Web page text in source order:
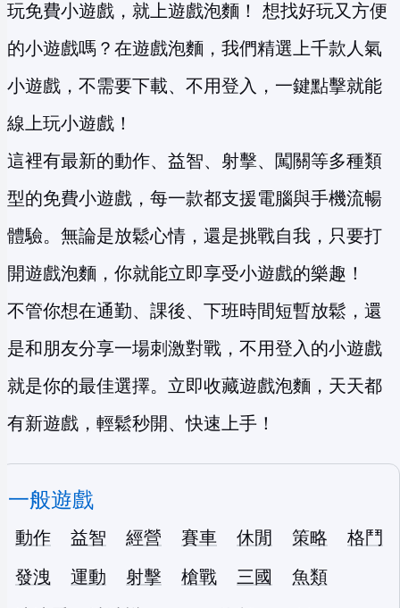
玩免費小遊戲，就上遊戲泡麵！ 想找好玩又方便
的小遊戲嗎？在遊戲泡麵，我們精選上千款人氣
小遊戲，不需要下載、不用登入，一鍵點擊就能
線上玩小遊戲！
這裡有最新的動作、益智、射擊、闖關等多種類
型的免費小遊戲，每一款都支援電腦與手機流暢
體驗。無論是放鬆心情，還是挑戰自我，只要打
開遊戲泡麵，你就能立即享受小遊戲的樂趣！
不管你想在通勤、課後、下班時間短暫放鬆，還
是和朋友分享一場刺激對戰，不用登入的小遊戲
就是你的最佳選擇。立即收藏遊戲泡麵，天天都
有新遊戲，輕鬆秒開、快速上手！
一般遊戲
動作 益智 經營 賽車 休閒 策略
格鬥
發洩
運動 射擊 槍戰 三國
魚類